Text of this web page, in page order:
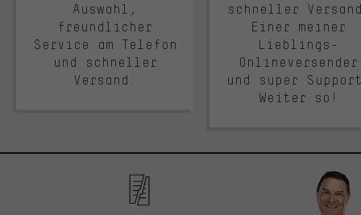
Auswahl,
freundlicher
Service am Telefon
und schneller
Versand.
schneller
Einer meiner
Lieblings-
Onlineversender
und super
Weiter so!